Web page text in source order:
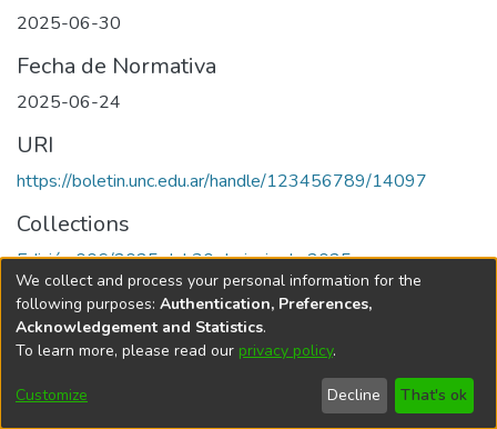
2025-06-30
Fecha de Normativa
2025-06-24
URI
https://boletin.unc.edu.ar/handle/123456789/14097
Collections
Edición 006/2025 del 30 de junio de 2025
Universidad Nacional de Córdoba
We collect and process your personal information for the
following purposes: Authentication, Preferences,
Acknowledgement and Statistics.
To learn more, please read our privacy policy.
Customize Decline That's ok